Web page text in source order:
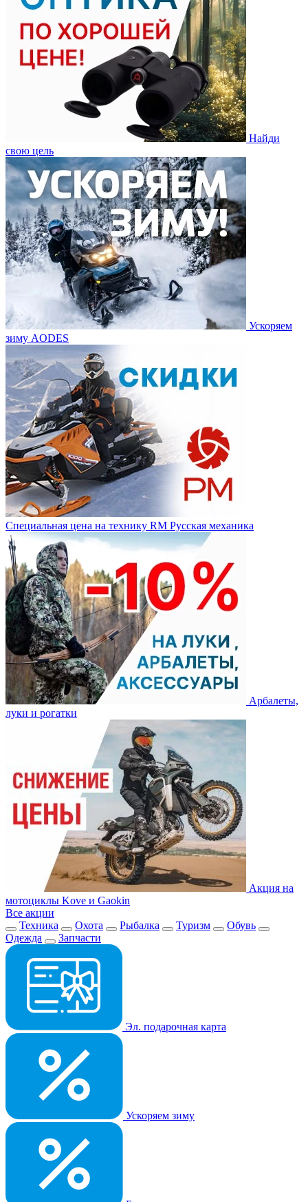
Найди
свою цель
Ускоряем
зиму AODES
Специальная цена на технику RM Русская механика
Арбалеты,
луки и рогатки
Акция на
мотоциклы Kove и Gaokin
Все акции
Техника
Охота Рыбалка Туризм
Обувь
Одежда
Запчасти
Эл. подарочная карта
Ускоряем зиму